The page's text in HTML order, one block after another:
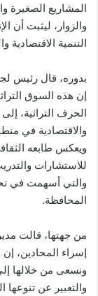
المشاريع الصغيرة
والزوار، ليثبت أن
التنمية الاقتصادية
بدوره، قال رئيس
إن هذه السوق
الحرف التراثية،
والاقتصادية في
ويعكس طابعه
للاستشارات
والتي أسهمت في
المحافظة.
من جهتها، قالت
إسراء المحادين،
ونسعى من خلالها
والتعبير عن تنوعها